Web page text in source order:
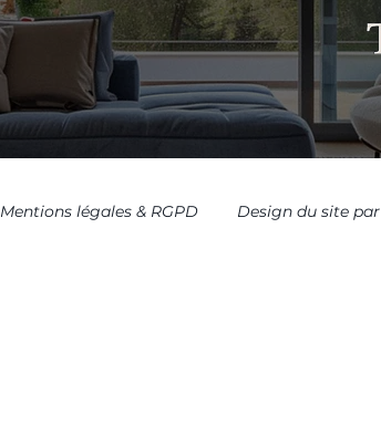
Mentions légales & RGPD Design du site par